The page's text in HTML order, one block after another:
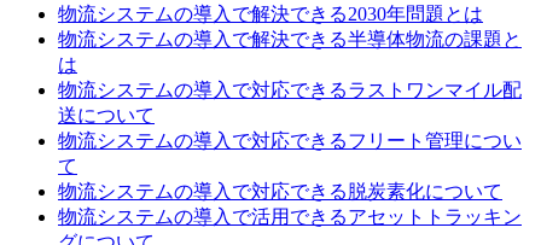
物流システムの導入で解決できる2030年問題とは
物流システムの導入で解決できる半導体物流の課題と
は
物流システムの導入で対応できるラストワンマイル配
送について
物流システムの導入で対応できるフリート管理につい
て
物流システムの導入で対応できる脱炭素化について
物流システムの導入で活用できるアセットトラッキン